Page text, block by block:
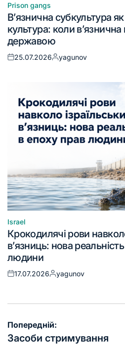
Prison gangs
В’язнична субкультура
культура: коли
державою
25.07.2026 yagunov
Israel
Крокодилячі рови
в’язниць: нова
людини
17.07.2026 yagunov
Попередній:
Засоби стримування